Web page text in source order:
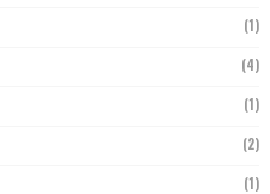
(1)
(4)
(1)
(2)
(1)